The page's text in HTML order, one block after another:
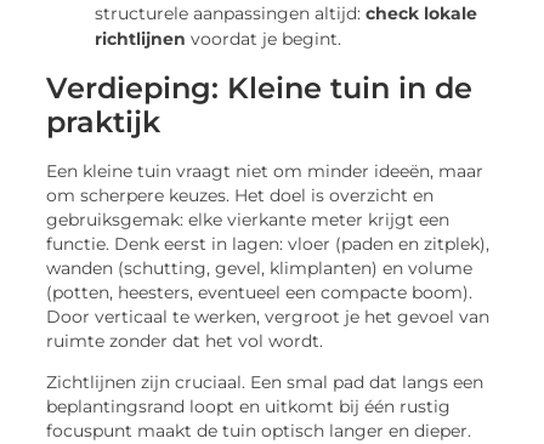
structurele aanpassingen altijd:check lokale
richtlijnen voordat je begint.
Verdieping: Kleine tuin in de
praktijk
Een kleine tuin vraagt niet om minder ideeën, maar
om scherpere keuzes. Het doel is overzicht en
gebruiksgemak: elke vierkante meter krijgt een
functie. Denk eerst in lagen: vloer (paden en zitplek),
wanden (schutting, gevel, klimplanten) en volume
(potten, heesters, eventueel een compacte boom).
Door verticaal te werken, vergroot je het gevoel van
ruimte zonder dat het vol wordt.
Zichtlijnen zijn cruciaal. Een smal pad dat langs een
beplantingsrand loopt en uitkomt bij één rustig
focuspunt maakt de tuin optisch langer en dieper.